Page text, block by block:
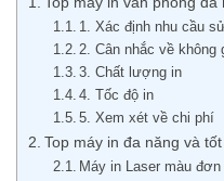
1. Xác định nhu cầu
2. Cân nhắc về không
3. Chất lượng in
4. Tốc độ in
5. Xem xét về chi phí
Top máy in đa năng và
Máy in Laser màu